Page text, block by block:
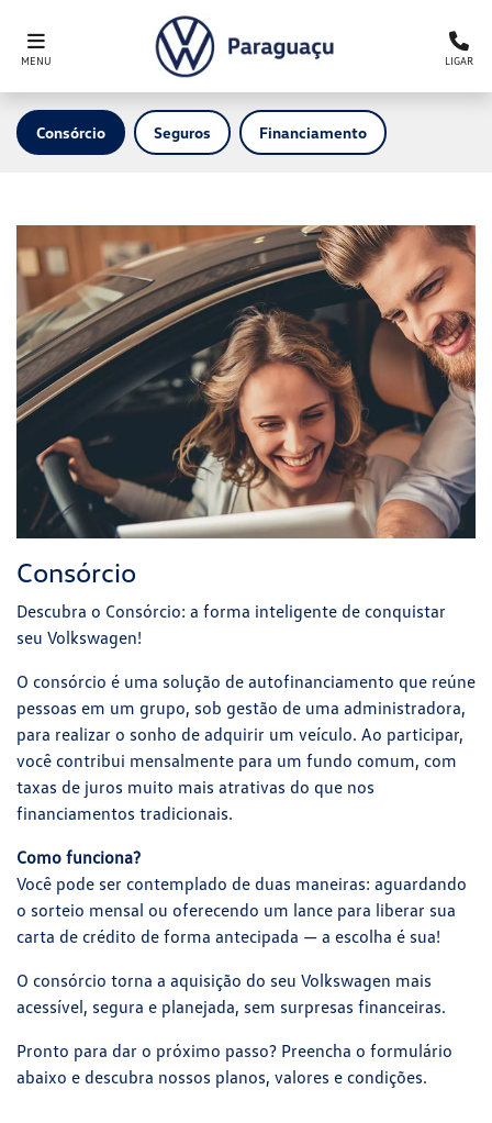
MENU LIGAR
Seguros
Consórcio Financiamento
Consórcio
Descubra o Consórcio: a forma inteligente de conquistar
seu Volkswagen!
O consórcio é uma solução de autofinanciamento que reúne
pessoas em um grupo, sob gestão de uma administradora,
para realizar o sonho de adquirir um veículo. Ao participar,
você contribui mensalmente para um fundo comum, com
taxas de juros muito mais atrativas do que nos
financiamentos tradicionais.
Como funciona?
Você pode ser contemplado de duas maneiras: aguardando
o sorteio mensal ou oferecendo um lance para liberar sua
carta de crédito de forma antecipada — a escolha é sua!
O consórcio torna a aquisição do seu Volkswagen mais
acessível, segura e planejada, sem surpresas financeiras.
Pronto para dar o próximo passo? Preencha o formulário
abaixo e descubra nossos planos, valores e condições.